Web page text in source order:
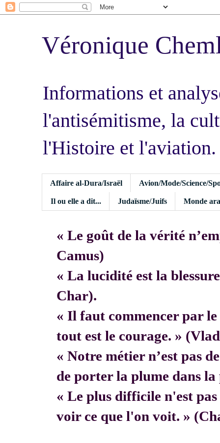
Véronique
Informations et
l'antisémitisme, la
l'Histoire et l'aviation.
Affaire al-Dura/Israël Avion/Mode/Science/
Il ou elle a dit... Judaïsme/Juifs Monde
« Le goût de la vérité
Camus)
« La lucidité est la
Char).
« Il faut commencer par le
tout est le courage. »
« Notre métier n’est pas
de porter la plume dans
« Le plus difficile n'est
voir ce que l'on voit. »